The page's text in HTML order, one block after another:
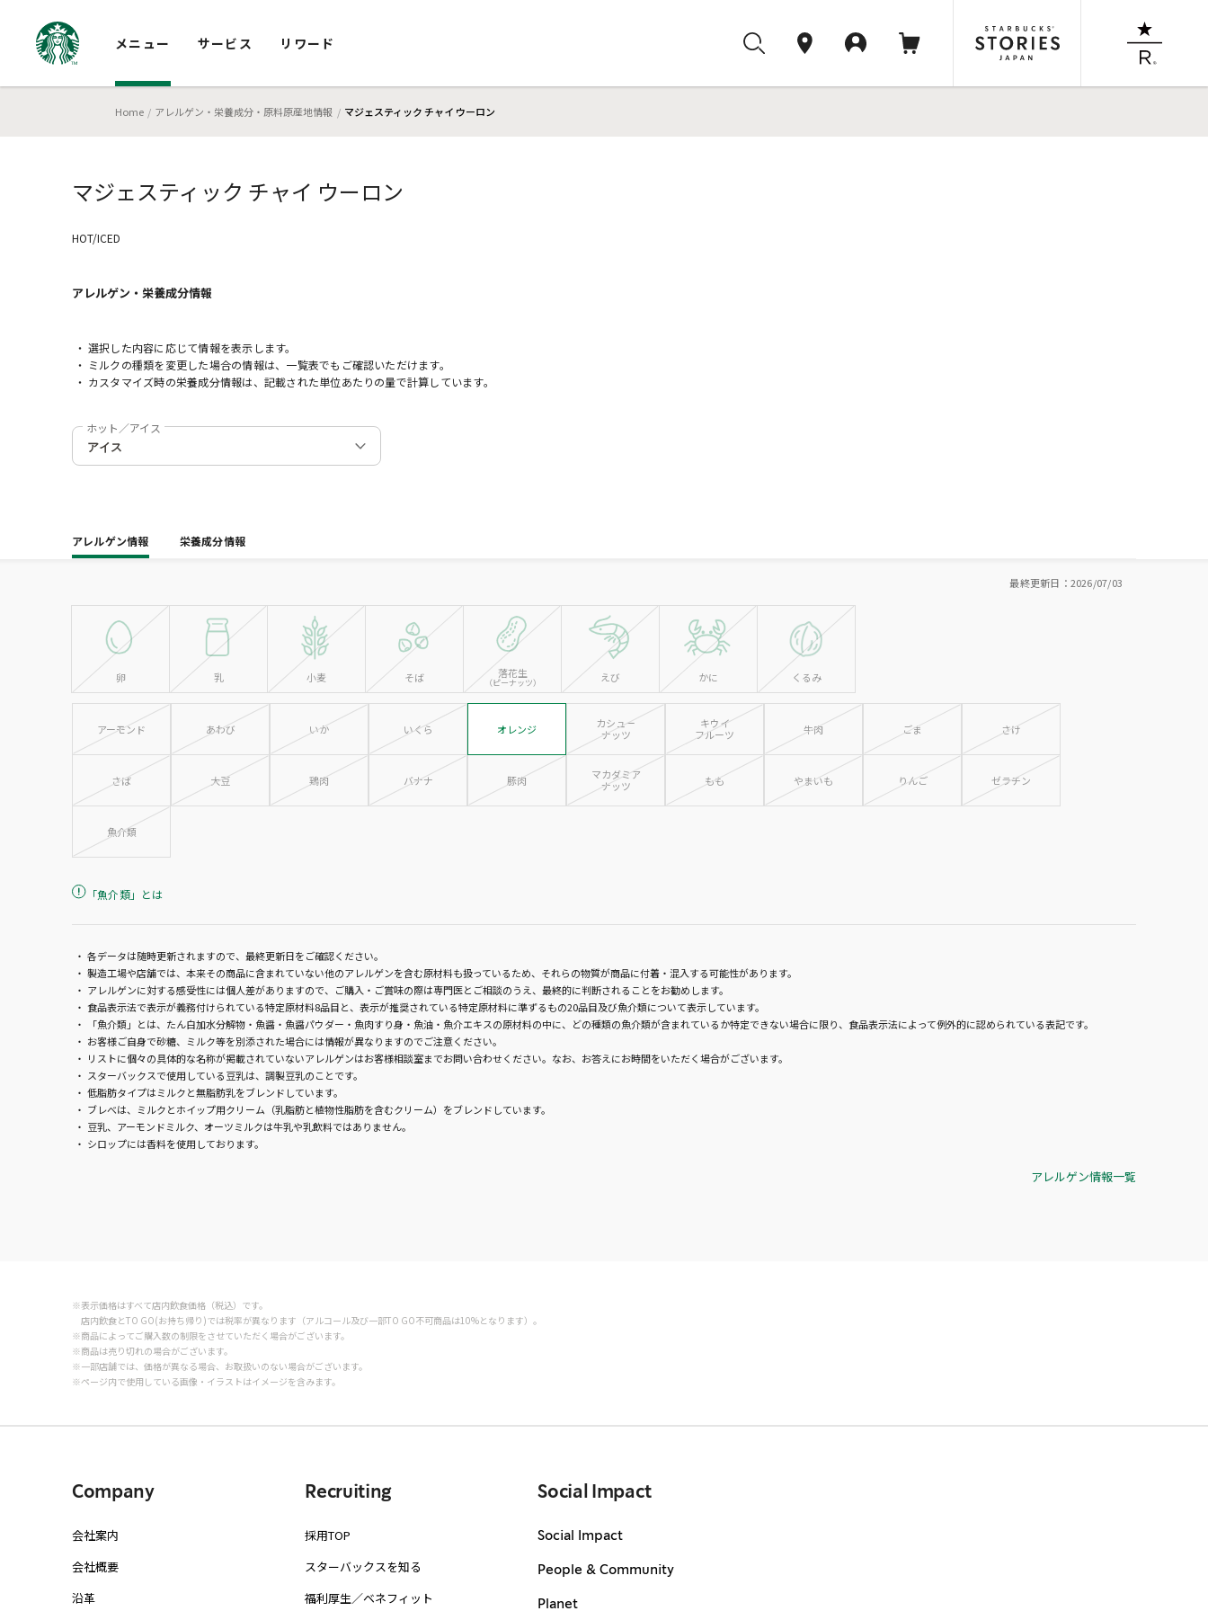
メニュー サービス リワード
Home アレルゲン・栄養成分・原料原産地情報 マジェスティック チャイ ウーロン
マジェスティック チャイ ウーロン
HOT/ICED
アレルゲン・栄養成分情報
選択した内容に応じて情報を表示します。
ミルクの種類を変更した場合の情報は、一覧表でもご確認いただけます。
カスタマイズ時の栄養成分情報は、記載された単位あたりの量で計算しています。
ホット／アイス
アレルゲン情報 栄養成分情報
最終更新日：2026/07/03
卵 乳 小麦 そば 落花生
（ピーナッツ） えび かに くるみ
アーモンド あわび いか いくら オレンジ
カシュー
ナッツ
キウイ
フルーツ
牛肉 ごま さけ
さば 大豆 鶏肉 バナナ 豚肉
マカダミア
ナッツ
もも やまいも りんご ゼラチン
魚介類
「魚介類」とは
物・魚醤・魚醤パウダー・魚肉すり
身・魚油・魚介エキスの原材料の中
に、どの種類の魚介類が含まれてい
るか特定できない場合に限り、食品
表示法によって例外的に認められて
いる表記です。
各データは随時更新されますので、最終更新日をご確認ください。
製造工場や店舗では、本来その商品に含まれていない他のアレルゲンを含む原材料も扱っているため、それらの物質が商品に付着・混入する可能性があります。
アレルゲンに対する感受性には個人差がありますので、ご購入・ご賞味の際は専門医とご相談のうえ、最終的に判断されることをお勧めします。
食品表示法で表示が義務付けられている特定原材料8品目と、表示が推奨されている特定原材料に準ずるもの20品目及び魚介類について表示しています。
「魚介類」とは、たん白加水分解物・魚醤・魚醤パウダー・魚肉すり身・魚油・魚介エキスの原材料の中に、どの種類の魚介類が含まれているか特定できない場合に限り、食品表示法によって例外的に認められている表記です。
お客様ご自身で砂糖、ミルク等を別添された場合には情報が異なりますのでご注意ください。
リストに個々の具体的な名称が掲載されていないアレルゲンはお客様相談室までお問い合わせください。なお、お答えにお時間をいただく場合がございます。
スターバックスで使用している豆乳は、調製豆乳のことです。
低脂肪タイプはミルクと無脂肪乳をブレンドしています。
ブレべは、ミルクとホイップ用クリーム（乳脂肪と植物性脂肪を含むクリーム）をブレンドしています。
豆乳、アーモンドミルク、オーツミルクは牛乳や乳飲料ではありません。
シロップには香料を使用しております。
アレルゲン情報一覧
※表示価格はすべて店内飲食価格（税込）です。
店内飲食とTO GO(お持ち帰り)では税率が異なります（アルコール及び一部TO GO不可商品は10%となります）。
※商品によってご購入数の制限をさせていただく場合がございます。
※商品は売り切れの場合がございます。
※一部店舗では、価格が異なる場合、お取扱いのない場合がございます。
※ページ内で使用している画像・イラストはイメージを含みます。
Company
会社案内
会社概要
沿革
Recruiting
採用TOP
スターバックスを知る
福利厚生／ベネフィット
Social Impact
Social Impact
People & Community
Planet